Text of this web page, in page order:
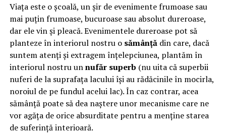
Viața este o școală, un șir de evenimente frumoase sau
mai puțin frumoase, bucuroase sau absolut dureroase,
dar ele vin și pleacă. Evenimentele dureroase pot să
planteze în interiorul nostru o sămânțădin care, dacă
suntem atenți și extragem înțelepciunea, plantăm în
interiorul nostru unnufăr superb (nu uita că superbii
nuferi de la suprafața lacului își au rădăcinile în mocirla,
noroiul de pe fundul acelui lac). În caz contrar, acea
sămânță poate să dea naștere unor mecanisme care ne
vor agăța de orice absurditate pentru a menține starea
de suferință interioară.